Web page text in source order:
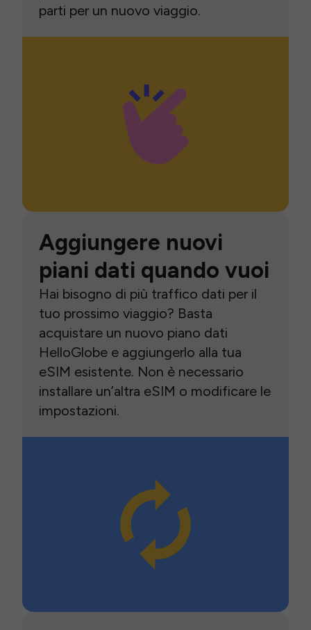
parti per un nuovo viaggio.
Aggiungere nuovi
piani dati quando vuoi
Hai bisogno di più traffico dati per il
tuo prossimo viaggio? Basta
acquistare un nuovo piano dati
HelloGlobe e aggiungerlo alla tua
eSIM esistente. Non è necessario
installare un’altra eSIM o modificare le
impostazioni.